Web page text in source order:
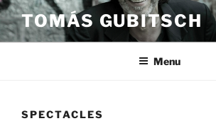
Aller
au
contenu
TOMÁS GUBITSCH
Menu
SPECTACLES